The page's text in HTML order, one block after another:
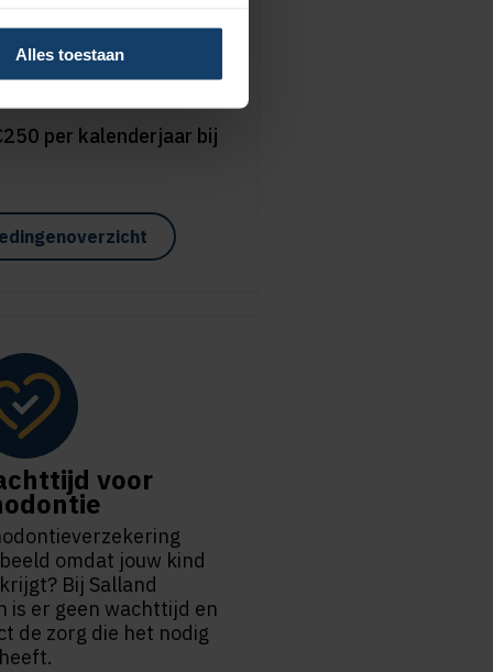
Alles toestaan
per kalenderjaar bij
voor
omdat jouw kind
Bij Salland
is er geen wachttijd en
de zorg die het nodig
heeft.